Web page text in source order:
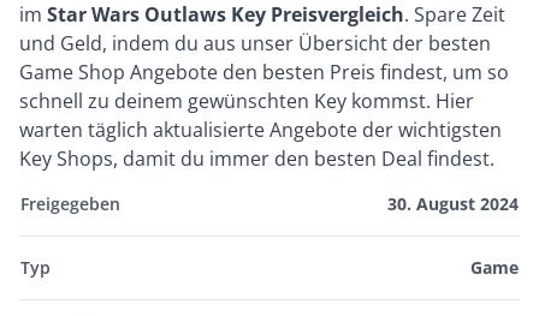
im Star Wars Outlaws Key Preisvergleich. Spare Zeit
und Geld, indem du aus unser Übersicht der besten
Game Shop Angebote den besten Preis findest, um so
schnell zu deinem gewünschten Key kommst. Hier
warten täglich aktualisierte Angebote der wichtigsten
Key Shops, damit du immer den besten Deal findest.
Freigegeben 30. August 2024
Typ Game